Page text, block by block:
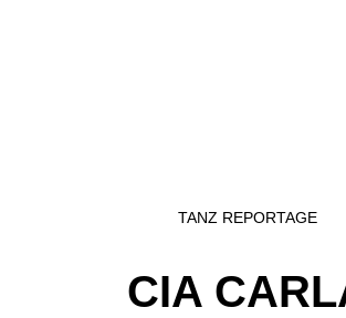
TANZ REPORTAGE
CIA